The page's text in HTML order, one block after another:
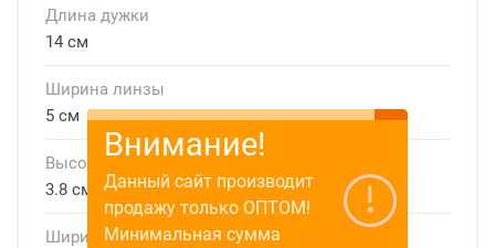
Длина дужки
14 см
Ширина линзы
5 см
Высота линзы
3.8 см
Ширина мостика
Внимание!
Данный сайт производит
продажу только ОПТОМ!
Минимальная сумма